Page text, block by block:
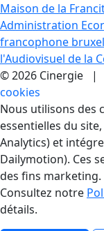
Maison de la
Administration
francophone
l'Audiovisuel de la
© 2026 Cinergie |
cookies
Gestion des
Nous utilisons des
essentielles du
Analytics) et
Dailymotion). Ces
des fins marketing.
Consultez notre
détails.